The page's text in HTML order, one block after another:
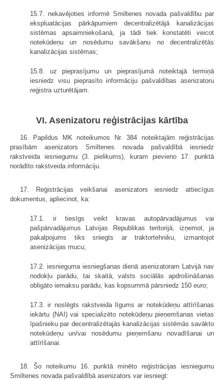
15.7. nekavējoties informē Smiltenes novada pašvaldību par
ekspluatācijas pārkāpumiem decentralizētājā kanalizācijas
sistēmas apsaimniekošanā, ja tādi tiek konstatēti veicot
notekūdeņu un nosēdumu savākšanu no decentralizētās
kanalizācijas sistēmas;
15.8. uz pieprasījumu un pieprasījumā noteiktajā termiņā
iesniedz visu pieprasīto informāciju pašvaldības asenizatoru
reģistra uzturētājam.
VI. Asenizatoru reģistrācijas kārtība
16. Papildus MK noteikumos Nr. 384 noteiktajām reģistrācijas
prasībām asenizators Smiltenes novada pašvaldībā iesniedz
rakstveida iesniegumu (3. pielikums), kuram pievieno 17. punktā
norādīto rakstveida informāciju.
17. Reģistrācijas veikšanai asenizators iesniedz attiecīgus
dokumentus, apliecinot, ka:
17.1. ir tiesīgs veikt kravas autopārvadājumus vai
pašpārvadājumus Latvijas Republikas teritorijā, izņemot, ja
pakalpojums tiks sniegts ar traktortehniku, izmantojot
asenizācijas mucu;
17.2. iesnieguma iesniegšanas dienā asenizatoram Latvijā nav
nodokļu parādu, tai skaitā, valsts sociālās apdrošināšanas
obligāto iemaksu parādu, kas kopsummā pārsniedz 150 euro;
17.3. ir noslēgts rakstveida līgums ar notekūdeņu attīrīšanas
iekārtu (NAI) vai specializēto notekūdeņu pieņemšanas vietas
īpašnieku par decentralizētajās kanalizācijas sistēmās savākto
notekūdeņu un/vai nosēdumu pieņemšanu novadīšanai un
attīrīšanai.
18. Šo noteikumu 16. punktā minēto reģistrācijas iesniegumu
Smiltenes novada pašvaldībā asenizators var iesniegt: